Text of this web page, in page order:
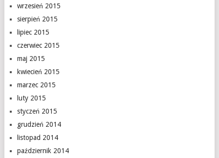
wrzesień 2015
sierpień 2015
lipiec 2015
czerwiec 2015
maj 2015
kwiecień 2015
marzec 2015
luty 2015
styczeń 2015
grudzień 2014
listopad 2014
październik 2014